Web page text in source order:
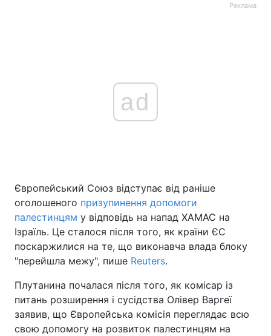
Реклама
ad
Європейський Союз відступає від раніше
оголошеного призупинення допомоги
палестинцям у відповідь на напад ХАМАС на
Ізраїль. Це сталося після того, як країни ЄС
поскаржилися на те, що виконавча влада блоку
"перейшла межу", пише Reuters.
Плутанина почалася після того, як комісар із
питань розширення і сусідства Олівер Варгеї
заявив, що Європейська комісія переглядає всю
свою допомогу на розвиток палестинцям на